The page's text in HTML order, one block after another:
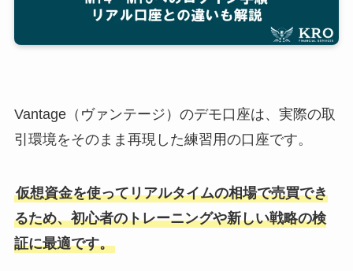
Vantage（ヴァンテージ）のデモ口座は、実際の取
引環境をそのまま再現した練習用の口座です。
仮想資金を使ってリアルタイムの相場で売買でき
るため、初心者のトレーニングや新しい戦略の検
証に最適です。